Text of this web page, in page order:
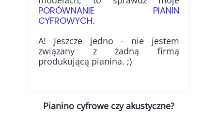
Pianino cyfrowe czy akustyczne?
PORÓWNANIE PIANIN
CYFROWYCH.
A! Jeszcze jedno - nie jestem
związany z żadną firmą
produkującą pianina. ;)